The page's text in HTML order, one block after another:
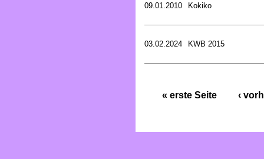
09.01.2010 Kokiko
03.02.2024 KWB 2015
« erste Seite ‹